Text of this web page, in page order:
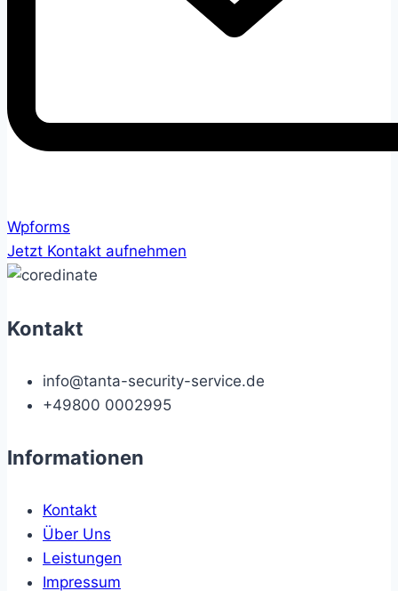
Wpforms
Jetzt Kontakt aufnehmen
Kontakt
info@tanta-security-service.de
+49800 0002995
Informationen
Kontakt
Über Uns
Leistungen
Impressum